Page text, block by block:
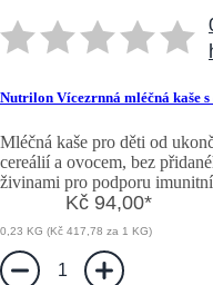
Nutrilon Vícezrnná mléčná kaše s
Mléčná kaše pro děti od
cereálií a ovocem, bez
živinami pro podporu
Kč 94,00*
0,23 KG (Kč 417,78 za 1 KG)
1